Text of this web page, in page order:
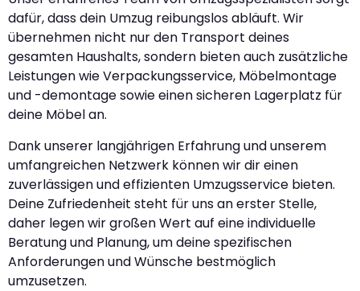
dafür, dass dein Umzug reibungslos abläuft. Wir
übernehmen nicht nur den Transport deines
gesamten Haushalts, sondern bieten auch zusätzliche
Leistungen wie Verpackungsservice, Möbelmontage
und -demontage sowie einen sicheren Lagerplatz für
deine Möbel an.
Dank unserer langjährigen Erfahrung und unserem
umfangreichen Netzwerk können wir dir einen
zuverlässigen und effizienten Umzugsservice bieten.
Deine Zufriedenheit steht für uns an erster Stelle,
daher legen wir großen Wert auf eine individuelle
Beratung und Planung, um deine spezifischen
Anforderungen und Wünsche bestmöglich
umzusetzen.